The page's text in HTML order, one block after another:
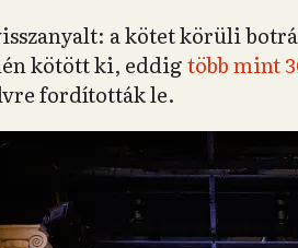
a kötet körüli
kötött ki, eddigtöbb mint
fordították le.